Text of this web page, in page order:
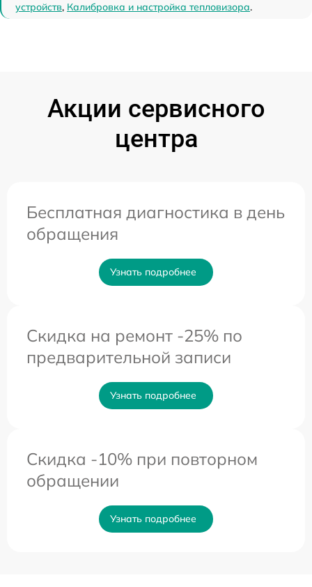
устройств, Калибровка и настройка тепловизора.
Акции сервисного
центра
Бесплатная диагностика в день
обращения
Узнать подробнее
Скидка на ремонт -25% по
предварительной записи
Узнать подробнее
Скидка -10% при повторном
обращении
Узнать подробнее